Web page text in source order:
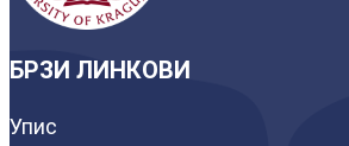
БРЗИ ЛИНКОВИ
Упис